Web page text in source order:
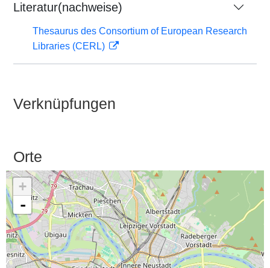
Literatur(nachweise)
Thesaurus des Consortium of European Research
Libraries (CERL)
Verknüpfungen
Orte
+
-